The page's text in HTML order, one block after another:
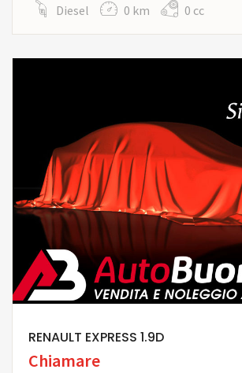
Diesel 0 km 0 cc
RENAULT EXPRESS 1.9D
Chiamare